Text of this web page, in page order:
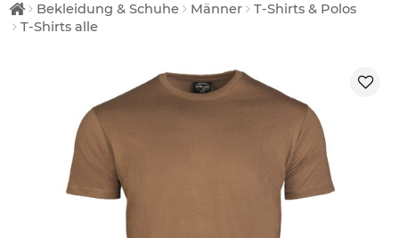
Bekleidung & Schuhe Männer
T-Shirts & Polos
T-Shirts alle